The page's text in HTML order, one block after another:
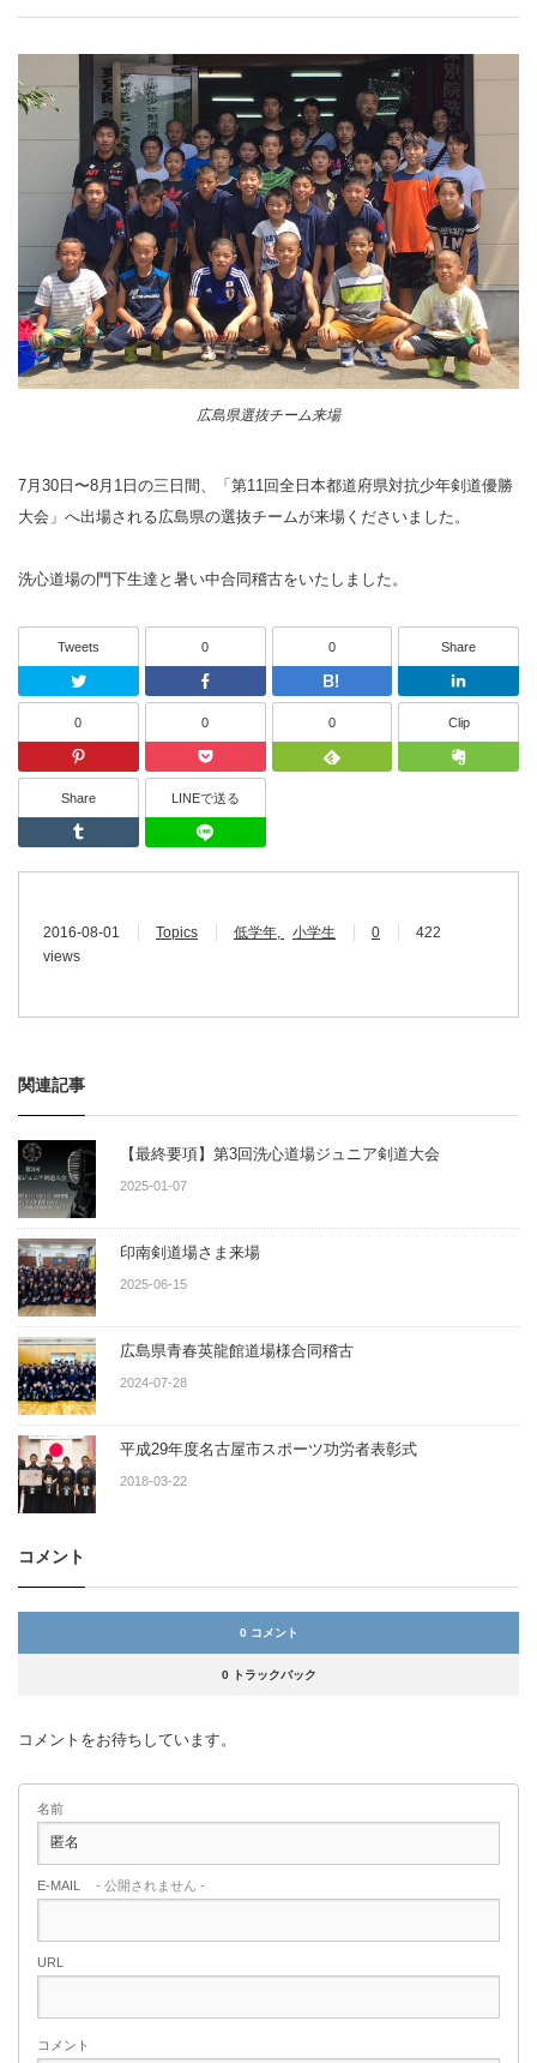
広島県選抜チーム来場
7月30日〜8月1日の三日間、「第11回全日本都道府県対抗少年剣道優勝
大会」へ出場される広島県の選抜チームが来場くださいました。
洗心道場の門下生達と暑い中合同稽古をいたしました。
Tweets
Twitter
0
Facebook
0
はてなブッ
Share
0
Pinterest
0
Pocket
0
Feedly
Clip
Share
Tumblr
LINEで送る
2016-08-01 Topics 低学年 小学生 0
422
views
関連記事
【最終要項】第3回洗心道場ジュニア剣道大会
2025-01-07
印南剣道場さま来場
2025-06-15
広島県青春英龍館道場様合同稽古
2024-07-28
平成29年度名古屋市スポーツ功労者表彰式
2018-03-22
コメント
0 コメント
0 トラックバック
コメントをお待ちしています。
名前
E-MAIL - 公開されません -
URL
コメント